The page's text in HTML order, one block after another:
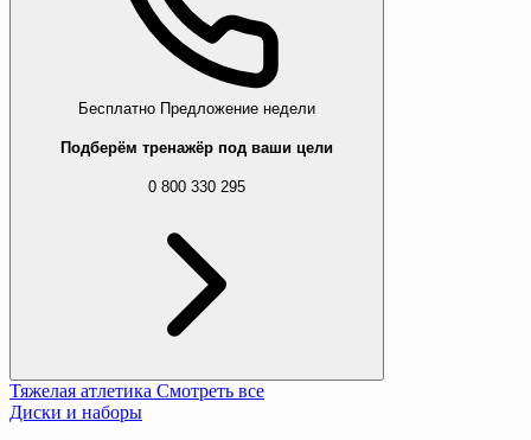
Бесплатно Предложение недели
Подберём тренажёр под ваши цели
0 800 330 295
Тяжелая атлетика Смотреть все
Диски и наборы